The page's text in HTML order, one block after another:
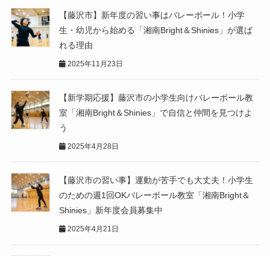
【藤沢市】新年度の習い事はバレーボール！小学
生・幼児から始める「湘南Bright＆Shinies」が選ば
れる理由
2025年11月23日
【新学期応援】藤沢市の小学生向けバレーボール教
室「湘南Bright＆Shinies」で自信と仲間を見つけよ
う
2025年4月28日
【藤沢市の習い事】運動が苦手でも大丈夫！小学生
のための週1回OKバレーボール教室「湘南Bright＆
Shinies」新年度会員募集中
2025年4月21日